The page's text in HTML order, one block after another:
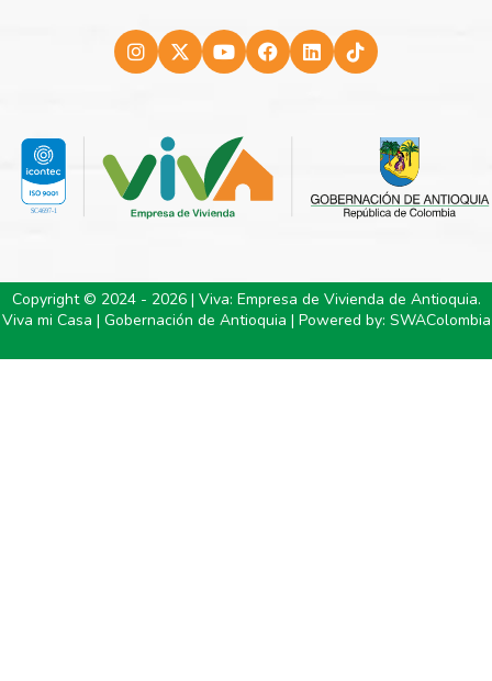
Copyright © 2024 - 2026 | Viva: Empresa de Vivienda de Antioquia.
Viva mi Casa | Gobernación de Antioquia | Powered by: SWAColombia